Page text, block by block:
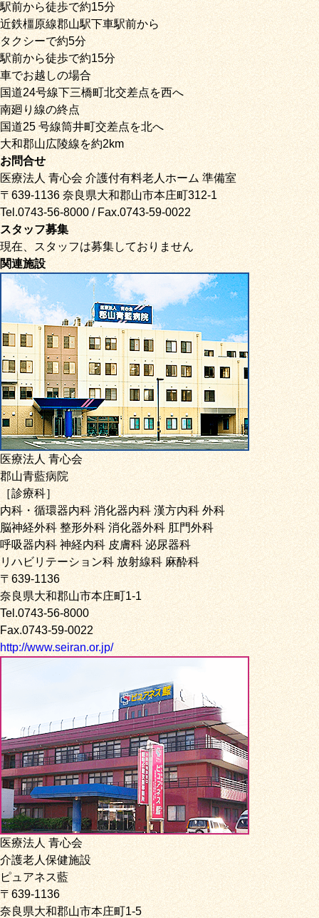
駅前から徒歩で約15分
近鉄橿原線郡山駅下車駅前から
タクシーで約5分
駅前から徒歩で約15分
車でお越しの場合
国道24号線下三橋町北交差点を西へ
南廻り線の終点
国道25 号線筒井町交差点を北へ
大和郡山広陵線を約2km
お問合せ
医療法人 青心会 介護付有料老人ホーム 準備室
〒639-1136 奈良県大和郡山市本庄町312-1
Tel.0743-56-8000 / Fax.0743-59-0022
スタッフ募集
現在、スタッフは募集しておりません
関連施設
医療法人 青心会
郡山青藍病院
［診療科］
内科・循環器内科 消化器内科 漢方内科 外科
脳神経外科 整形外科 消化器外科 肛門外科
呼吸器内科 神経内科 皮膚科 泌尿器科
リハビリテーション科 放射線科 麻酔科
〒639-1136
奈良県大和郡山市本庄町1-1
Tel.0743-56-8000
Fax.0743-59-0022
http://www.seiran.or.jp/
医療法人 青心会
介護老人保健施設
ピュアネス藍
〒639-1136
奈良県大和郡山市本庄町1-5